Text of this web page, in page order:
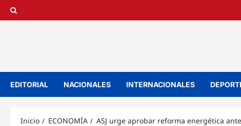
Saltar
EDITORIAL NACIONALES INTERNACIONALES
Inicio ECONOMÍA ASJ urge aprobar reforma energética